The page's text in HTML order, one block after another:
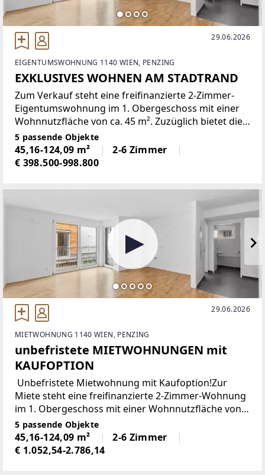
29.06.2026
EIGENTUMSWOHNUNG 1140 WIEN, PENZING
EXKLUSIVES WOHNEN AM STADTRAND
Zum Verkauf steht eine freifinanzierte 2-Zimmer-
Eigentumswohnung im 1. Obergeschoss mit einer
Wohnnutzfläche von ca. 45 m². Zuzüglich bietet die
Wohnung einen ca. 9 m² großen Balkon sowie einen
ca. 28 m² großen Garten im
5 passende Objekte
45,16-124,09 m²
2-6 Zimmer
€ 398.500-998.800
29.06.2026
MIETWOHNUNG 1140 WIEN, PENZING
unbefristete MIETWOHNUNGEN mit
KAUFOPTION
Unbefristete Mietwohnung mit Kaufoption!Zur
Miete steht eine freifinanzierte 2-Zimmer-Wohnung
im 1. Obergeschoss mit einer Wohnnutzfläche von
ca. 45 m². Zuzüglich bietet die Wohnung einen ca. 9
m² großen Balkon
5 passende Objekte
45,16-124,09 m²
2-6 Zimmer
€ 1.052,54-2.786,14